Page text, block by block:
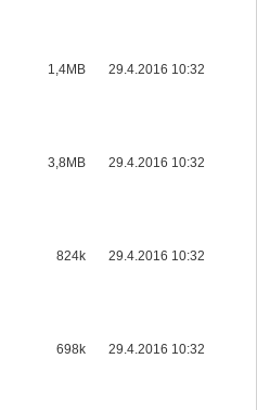
1,4MB 29.4.2016 10:32
3,8MB 29.4.2016 10:32
824k 29.4.2016 10:32
698k 29.4.2016 10:32